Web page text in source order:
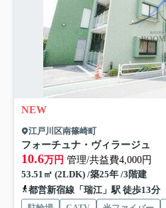
NEW
江戸川区南篠崎町
フォーチュナ・ヴィラージュ
10.6万円 管理/共益費4,000円
53.51㎡ (2LDK) /築25年 /3階建
都営新宿線「瑞江」駅 徒歩13分